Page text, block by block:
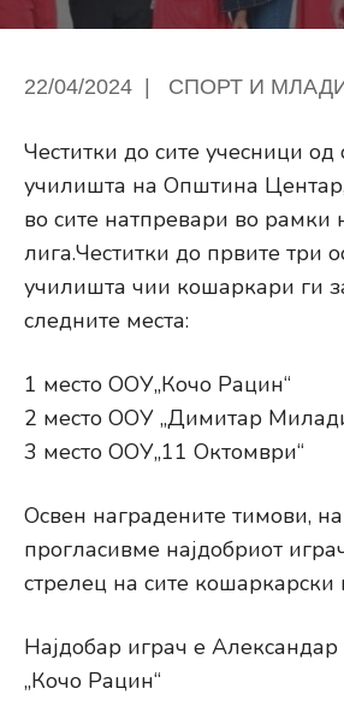
22/04/2024 СПОРТ И
Честитки до сите учесници од
училишта на Општина Центар,
во сите натпревари во рамки
лига.Честитки до првите три
училишта чии кошаркари ги
следните места:
1 место ООУ„Кочо Рацин“
2 место ООУ „Димитар
3 место ООУ„11 Октомври“
Освен наградените тимови,
прогласивме најдобриот
стрелец на сите кошаркарски
Најдобар играч е
„Кочо Рацин“